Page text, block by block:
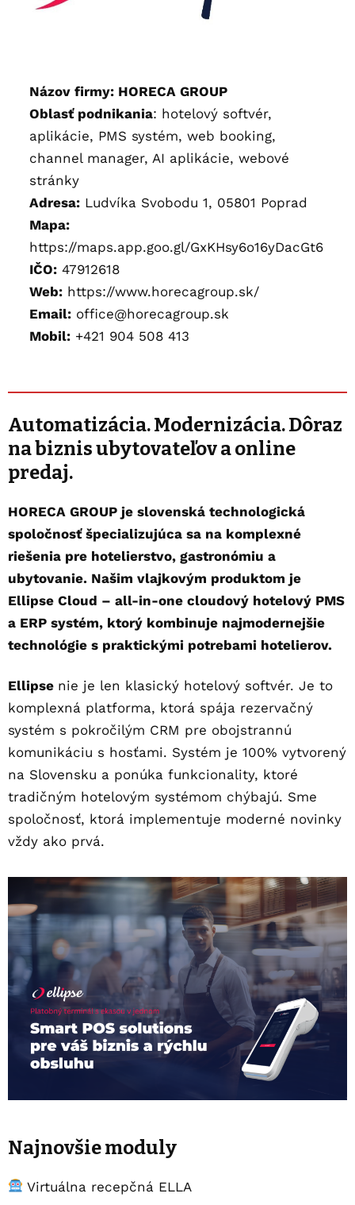
Názov firmy: HORECA GROUP
Oblasť podnikania: hotelový softvér,
aplikácie, PMS systém, web booking,
channel manager, AI aplikácie, webové
stránky
Adresa: Ludvíka Svobodu 1, 05801 Poprad
Mapa:
https://maps.app.goo.gl/GxKHsy6o16yDacGt6
IČO: 47912618
Web: https://www.horecagroup.sk/
Email: office@horecagroup.sk
Mobil: +421 904 508 413
Automatizácia. Modernizácia. Dôraz
na biznis ubytovateľov a online
predaj.
HORECA GROUP je slovenská technologická
spoločnosť špecializujúca sa na komplexné
riešenia pre hotelierstvo, gastronómiu a
ubytovanie. Našim vlajkovým produktom je
Ellipse Cloud – all-in-one cloudový hotelový PMS
a ERP systém, ktorý kombinuje najmodernejšie
technológie s praktickými potrebami hotelierov.
Ellipse nie je len klasický hotelový softvér. Je to
komplexná platforma, ktorá spája rezervačný
systém s pokročilým CRM pre obojstrannú
komunikáciu s hosťami. Systém je 100% vytvorený
na Slovensku a ponúka funkcionality, ktoré
tradičným hotelovým systémom chýbajú. Sme
spoločnosť, ktorá implementuje moderné novinky
vždy ako prvá.
Najnovšie moduly
Virtuálna recepčná ELLA